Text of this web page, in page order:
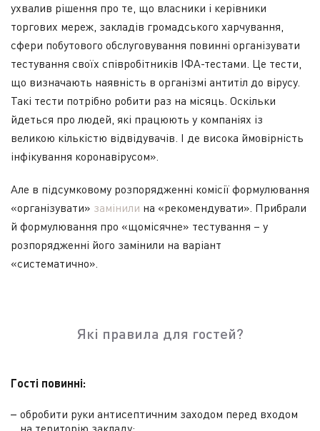
ухвалив рішення про те, що власники і керівники
торгових мереж, закладів громадського харчування,
сфери побутового обслуговування повинні організувати
тестування своїх співробітників ІФА-тестами. Це тести,
що визначають наявність в організмі антитіл до вірусу.
Такі тести потрібно робити раз на місяць. Оскільки
йдеться про людей, які працюють у компаніях із
великою кількістю відвідувачів. І де висока ймовірність
інфікування коронавірусом».
Але в підсумковому розпорядженні комісії формулювання
«організувати» замінили на «рекомендувати». Прибрали
й формулювання про «щомісячне» тестування – у
розпорядженні його замінили на варіант
«систематично».
Які правила для гостей?
Гості повинні:
обробити руки антисептичним заходом перед входом
на територію закладу;